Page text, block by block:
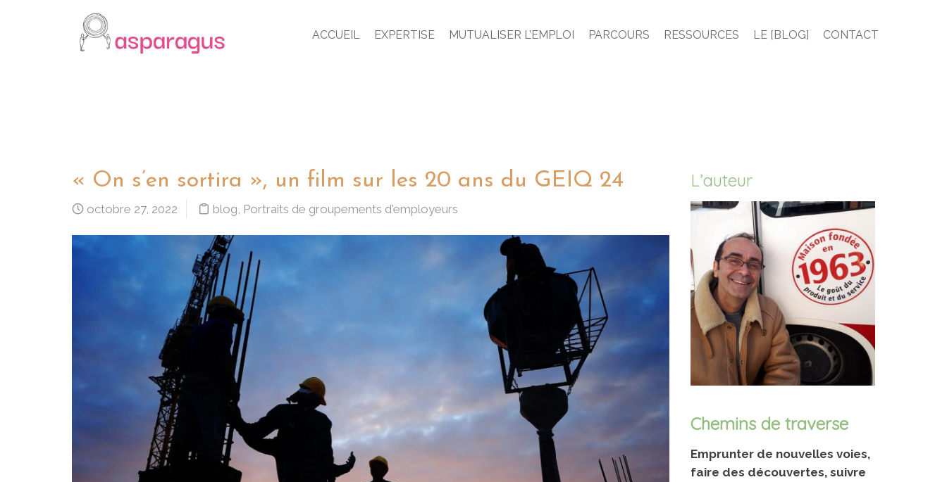
ACCUEIL EXPERTISE MUTUALISER L’EMPLOI PARCOURS RESSOURCES LE [BLOG] CONTACT
« On s’en sortira », un film sur les 20 ans du GEIQ 24
octobre 27, 2022 blog, Portraits de groupements d'employeurs
L’auteur
Chemins de traverse
Emprunter de nouvelles voies,
faire des découvertes, suivre